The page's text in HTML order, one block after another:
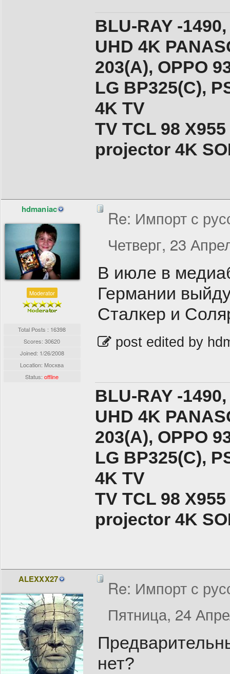
BLU-RAY -
UHD 4K
203(A), ОPPO
LG BP325(C),
4K TV
TV TCL 98 X955
projector 4K
hdmaniac
Moderator
Total Posts : 16398
Scores: 30620
Joined: 1/26/2008
Location: Москва
Status:offline
Re: Импорт с
Четверг, 23
В июле в
Германии
Сталкер и
post edited by
BLU-RAY -
UHD 4K
203(A), ОPPO
LG BP325(C),
4K TV
TV TCL 98 X955
projector 4K
ALEXXX27
Re: Импорт с
Пятница, 24
нет?